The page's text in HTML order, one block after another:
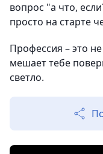
вопрос "а что,
просто на старте
Профессия – это
мешает тебе
светло.